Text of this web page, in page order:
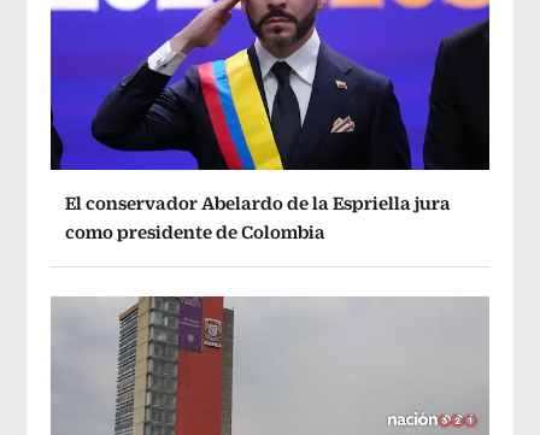
El conservador Abelardo de la Espriella jura
como presidente de Colombia